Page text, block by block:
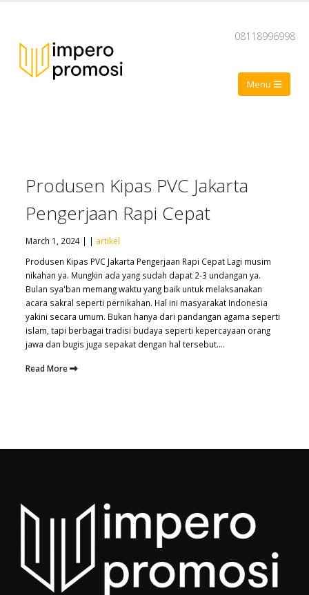
08118996998
Produsen Kipas PVC Jakarta
Pengerjaan Rapi Cepat
March 1, 2024 | | artikel
Produsen Kipas PVC Jakarta Pengerjaan Rapi Cepat Lagi musim
nikahan ya. Mungkin ada yang sudah dapat 2-3 undangan ya.
Bulan sya'ban memang waktu yang baik untuk melaksanakan
acara sakral seperti pernikahan. Hal ini masyarakat Indonesia
yakini secara umum. Bukan hanya dari pandangan agama seperti
islam, tapi berbagai tradisi budaya seperti kepercayaan orang
jawa dan bugis juga sepakat dengan hal tersebut....
Read More